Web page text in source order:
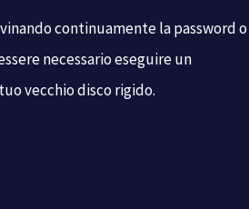
continuamente la password o
necessario eseguire un
vecchio disco rigido.